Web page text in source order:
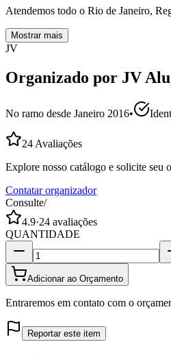
Atendemos todo o Rio de Janeiro,
Mostrar mais
JV
Organizado por JV
No ramo desde Janeiro 2016•
24 Avaliações
Explore nosso catálogo e solicite seu
Contatar organizador
Consulte/
4.9·24 avaliações
QUANTIDADE
Adicionar ao Orçamento
Entraremos em contato com o
Reportar este item